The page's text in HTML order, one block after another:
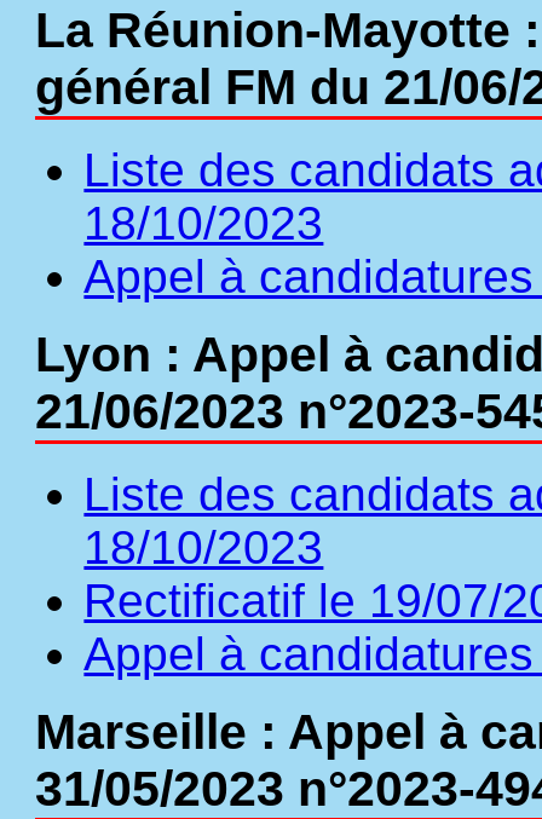
La Réunion-Mayotte
général FM du 21/06/
Liste des candidats
18/10/2023
Appel à
Lyon : Appel à
21/06/2023 n°2023-
Liste des candidats
18/10/2023
Rectificatif le 19/07/
Appel à
Marseille : Appel à
31/05/2023 n°2023-